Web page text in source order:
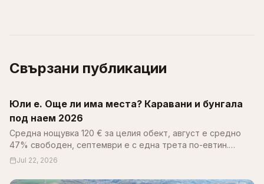
Свързани публикации
Юли е. Още ли има места? Каравани и бунгала
под наем 2026
Средна нощувка 120 € за целия обект, август е средно
47% свободен, септември е с една трета по-евтин.
Пълен справочник за цените, наличността и къмпингите
Jul 22, 2026